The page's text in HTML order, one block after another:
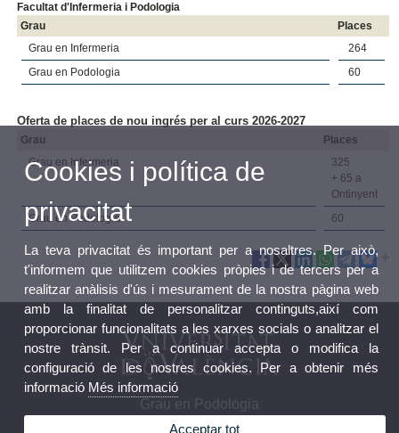
Facultat d'Infermeria i Podologia
Grau
Places
Grau en Infermeria
264
Grau en Podologia
60
Oferta de places de nou ingrés per al curs 2026-2027
Grau
Places
Grau en Infermeria
325
+ 65 a
Ontinyent
Grau en Podologia
60
Grau en Podologia
Cookies i política de
privacitat
La teva privacitat és important per a nosaltres. Per això,
t'informem que utilitzem cookies pròpies i de tercers per a
realitzar anàlisis d'ús i mesurament de la nostra pàgina web
amb la finalitat de personalitzar continguts,així com
proporcionar funcionalitats a les xarxes socials o analitzar el
nostre trànsit. Per a continuar accepta o modifica la
configuració de les nostres cookies. Per a obtenir més
informació Més informació
Acceptar tot